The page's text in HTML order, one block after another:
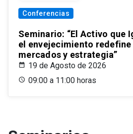
Conferencias
Seminario: “El Activo que
el envejecimiento
mercados y estrategia”
19 de Agosto de 2026
09:00 a 11:00 horas